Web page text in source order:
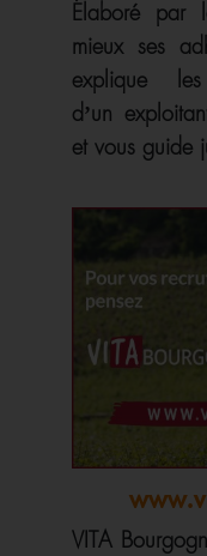
Élaboré par
mieux ses
explique
d’un
et vous guide
VITA